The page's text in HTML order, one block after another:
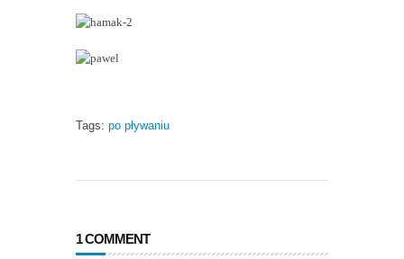
Tags: po pływaniu
1 COMMENT